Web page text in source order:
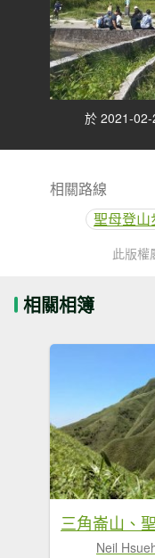
於 2021-
相關路線
聖母登山
此版權
相關相簿
三角崙山、
Neil